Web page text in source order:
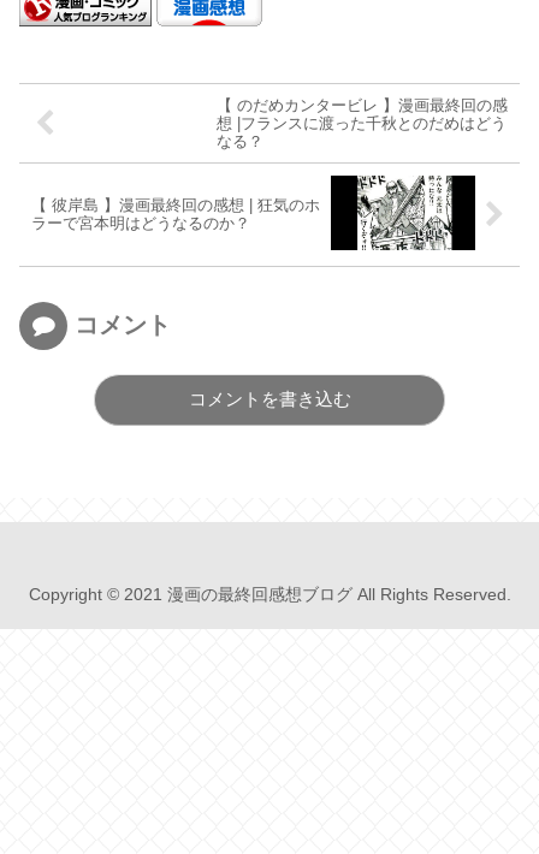
【 のだめカンタービレ 】漫画最終回の感
想 |フランスに渡った千秋とのだめはどう
なる？
【 彼岸島 】漫画最終回の感想 | 狂気のホ
ラーで宮本明はどうなるのか？
コメント
コメントを書き込む
Copyright © 2021 漫画の最終回感想ブログ All Rights Reserved.